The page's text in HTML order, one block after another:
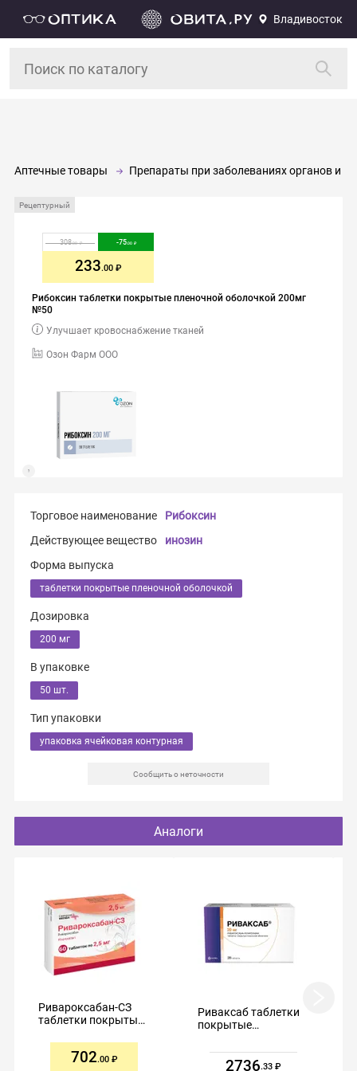
Владивосток
Аптечные товары Препараты при заболеваниях органов и
Рецептурный
Рибоксин таблетки покрытые пленочной оболочкой 200мг
№50
Озон Фарм ООО
Улучшает кровоснабжение тканей
308.00 -75.00
233.00
Торговое наименование
Рибоксин
Действующее вещество
инозин
Форма выпуска
таблетки покрытые пленочной оболочкой
Дозировка
200 мг
В упаковке
50 шт.
Тип упаковки
упаковка ячейковая контурная
Сообщить о неточности
Аналоги
Ривароксабан-СЗ
таблетки покрытые
оболочкой 2,5мг
702.00
Риваксаб таблетки
покрытые
оболочкой 20мг №28
2736.33